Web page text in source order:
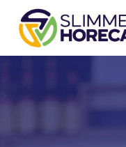
Doorgaan
naar
inhoud